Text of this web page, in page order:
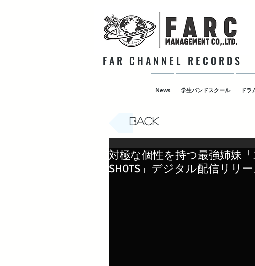
F A R C H A N N E L R E C O R D S
News 学生バンドスクール ドラ
Back
対極な個性を持つ最強姉妹
SHOTS」デジタル配信リリー